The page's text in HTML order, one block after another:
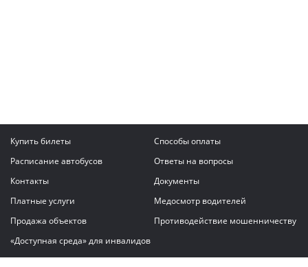
Купить билеты
Способы оплаты
Расписание автобусов
Ответы на вопросы
Контакты
Документы
Платные услуги
Медосмотр водителей
Продажа объектов
Противодействие мошенничеству
«Доступная среда» для инвалидов